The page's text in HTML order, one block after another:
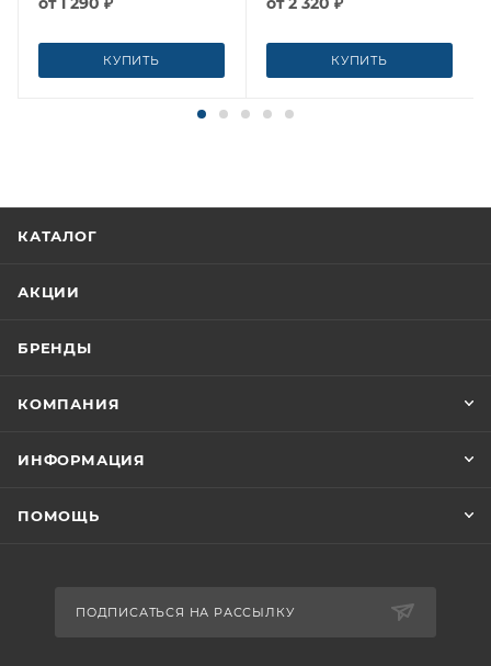
КУПИТЬ КУПИТЬ
КАТАЛОГ
АКЦИИ
БРЕНДЫ
КОМПАНИЯ
ИНФОРМАЦИЯ
ПОМОЩЬ
ПОДПИСАТЬСЯ НА РАССЫЛКУ